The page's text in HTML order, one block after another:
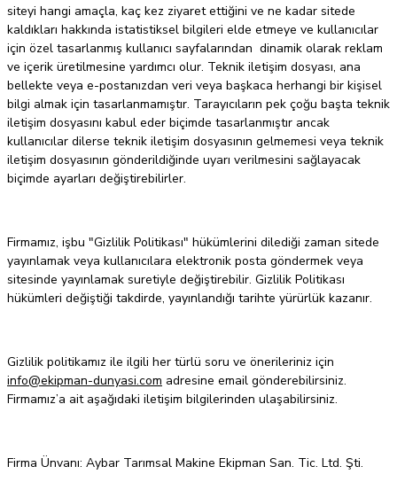
siteyi hangi amaçla, kaç kez ziyaret ettiğini ve ne kadar sitede
kaldıkları hakkında istatistiksel bilgileri elde etmeye ve kullanıcılar
için özel tasarlanmış kullanıcı sayfalarından dinamik olarak reklam
ve içerik üretilmesine yardımcı olur. Teknik iletişim dosyası, ana
bellekte veya e-postanızdan veri veya başkaca herhangi bir kişisel
bilgi almak için tasarlanmamıştır. Tarayıcıların pek çoğu başta teknik
iletişim dosyasını kabul eder biçimde tasarlanmıştır ancak
kullanıcılar dilerse teknik iletişim dosyasının gelmemesi veya teknik
iletişim dosyasının gönderildiğinde uyarı verilmesini sağlayacak
biçimde ayarları değiştirebilirler.
Firmamız, işbu "Gizlilik Politikası" hükümlerini dilediği zaman sitede
yayınlamak veya kullanıcılara elektronik posta göndermek veya
sitesinde yayınlamak suretiyle değiştirebilir. Gizlilik Politikası
hükümleri değiştiği takdirde, yayınlandığı tarihte yürürlük kazanır.
Gizlilik politikamız ile ilgili her türlü soru ve önerileriniz için
info@ekipman-dunyasi.com adresine email gönderebilirsiniz.
Firmamız’a ait aşağıdaki iletişim bilgilerinden ulaşabilirsiniz.
Firma Ünvanı: Aybar Tarımsal Makine Ekipman San. Tic. Ltd. Şti.